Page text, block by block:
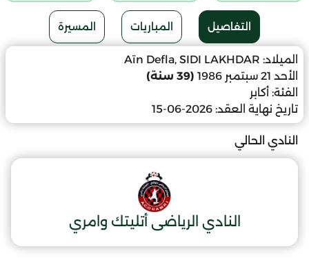
التفاصيل المباريات المسيرة
الميلاد: Aïn Defla, SIDI LAKHDAR
الأحد 21 سبتمبر 1986
(39 سنة)
الفئة: أكابر
تاريخ نهاية العقد: 2026-06-15
النادي الحالي
النادي الرياضى أتليتك وامري